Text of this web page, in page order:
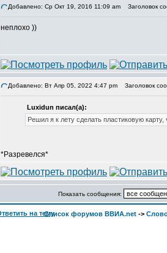
Добавлено: Ср Окт 19, 2016 11:09 am Заголовок
неплохо ))
Добавлено: Вт Апр 05, 2022 4:47 pm Заголовок
Luxidun писал(а):
Решил я к лету сделать пластиковую
*Разревелся*
Показать сообщения:
Список форумов ВВИА.net ->